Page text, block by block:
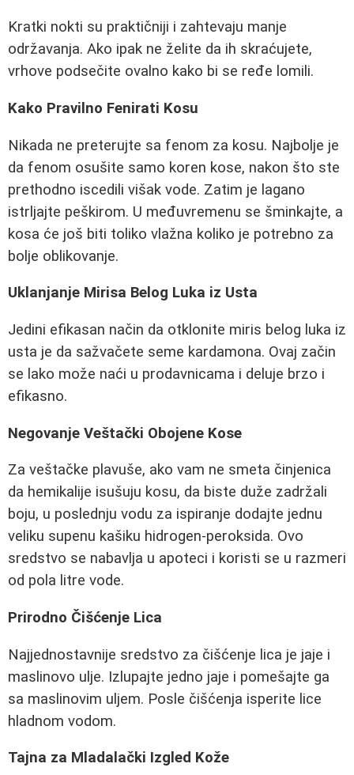
Kratki nokti su praktičniji i zahtevaju manje
održavanja. Ako ipak ne želite da ih skraćujete,
vrhove podsečite ovalno kako bi se ređe lomili.
Kako Pravilno Fenirati Kosu
Nikada ne preterujte sa fenom za kosu. Najbolje je
da fenom osušite samo koren kose, nakon što ste
prethodno iscedili višak vode. Zatim je lagano
istrljajte peškirom. U međuvremenu se šminkajte, a
kosa će još biti toliko vlažna koliko je potrebno za
bolje oblikovanje.
Uklanjanje Mirisa Belog Luka iz Usta
Jedini efikasan način da otklonite miris belog luka iz
usta je da sažvačete seme kardamona. Ovaj začin
se lako može naći u prodavnicama i deluje brzo i
efikasno.
Negovanje Veštački Obojene Kose
Za veštačke plavuše, ako vam ne smeta činjenica
da hemikalije isušuju kosu, da biste duže zadržali
boju, u poslednju vodu za ispiranje dodajte jednu
veliku supenu kašiku hidrogen-peroksida. Ovo
sredstvo se nabavlja u apoteci i koristi se u razmeri
od pola litre vode.
Prirodno Čišćenje Lica
Najjednostavnije sredstvo za čišćenje lica je jaje i
maslinovo ulje. Izlupajte jedno jaje i pomešajte ga
sa maslinovim uljem. Posle čišćenja isperite lice
hladnom vodom.
Tajna za Mladalački Izgled Kože